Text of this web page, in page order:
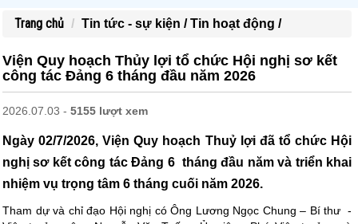
Trang chủ Tin tức - sự kiện /Tin hoạt động /
Viện Quy hoạch Thủy lợi tổ chức Hội nghị sơ kết
công tác Đảng 6 tháng đầu năm 2026
2026.07.03 - 5155 lượt xem
Ngày 02/7/2026, Viện Quy hoạch Thuỷ lợi đã tổ chức Hội
nghị sơ kết công tác Đảng 6 tháng đầu năm và triển khai
nhiệm vụ trọng tâm 6 tháng cuối năm 2026.
Tham dự và chỉ đạo Hội nghị có Ông Lương Ngọc Chung – Bí thư -